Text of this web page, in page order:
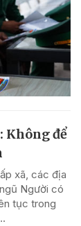
Không để
xã, các địa
Người có
tục trong